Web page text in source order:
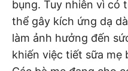
bụng. Tuy nhiên vì có
thể gây kích ứng dạ
làm ảnh hưởng đến
khiến việc tiết sữa mẹ